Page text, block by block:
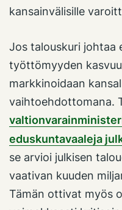
kansainvälisille
Jos talouskuri johtaa
työttömyyden
markkinoidaan
vaihtoehdottomana.
eduskuntavaaleja
se arvioi julkisen
vaativan kuuden
Tämän ottivat myös